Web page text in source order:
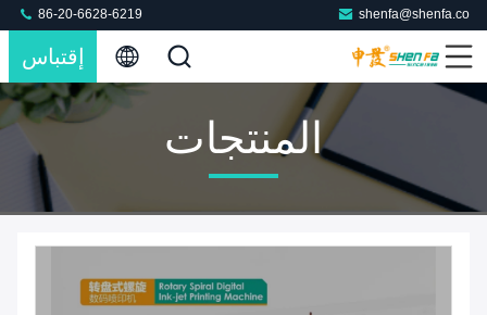
shenfa@shenfa.co
86-20-6628-6219
إقتباس
المنتجات